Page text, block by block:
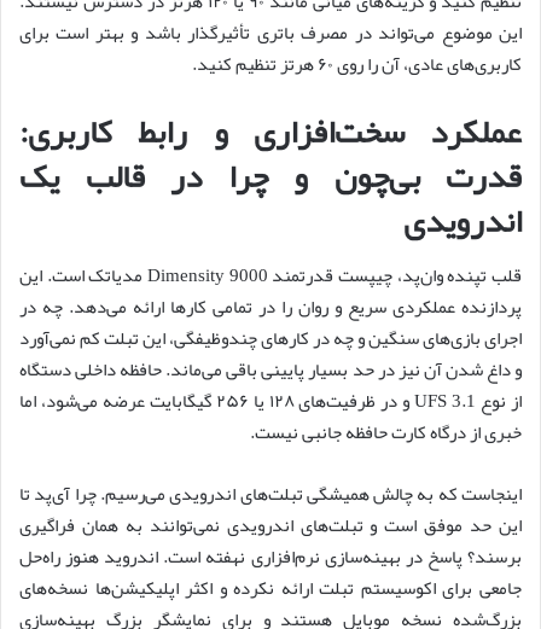
این موضوع می‌تواند در مصرف باتری تأثیرگذار باشد و بهتر است برای
کاربری‌های عادی، آن را روی ۶۰ هرتز تنظیم کنید.
عملکرد سخت‌افزاری و رابط کاربری:
قدرت بی‌چون و چرا در قالب یک
اندرویدی
قلب تپنده وان‌پد، چیپست قدرتمند Dimensity 9000 مدیاتک است. این
پردازنده عملکردی سریع و روان را در تمامی کارها ارائه می‌دهد. چه در
اجرای بازی‌های سنگین و چه در کارهای چندوظیفگی، این تبلت کم نمی‌آورد
و داغ شدن آن نیز در حد بسیار پایینی باقی می‌ماند. حافظه داخلی دستگاه
از نوع UFS 3.1 و در ظرفیت‌های ۱۲۸ یا ۲۵۶ گیگابایت عرضه می‌شود، اما
خبری از درگاه کارت حافظه جانبی نیست.
اینجاست که به چالش همیشگی تبلت‌های اندرویدی می‌رسیم. چرا آی‌پد تا
این حد موفق است و تبلت‌های اندرویدی نمی‌توانند به همان فراگیری
برسند؟ پاسخ در بهینه‌سازی نرم‌افزاری نهفته است. اندروید هنوز راه‌حل
جامعی برای اکوسیستم تبلت ارائه نکرده و اکثر اپلیکیشن‌ها نسخه‌های
بزرگ‌شده نسخه موبایل هستند و برای نمایشگر بزرگ بهینه‌سازی